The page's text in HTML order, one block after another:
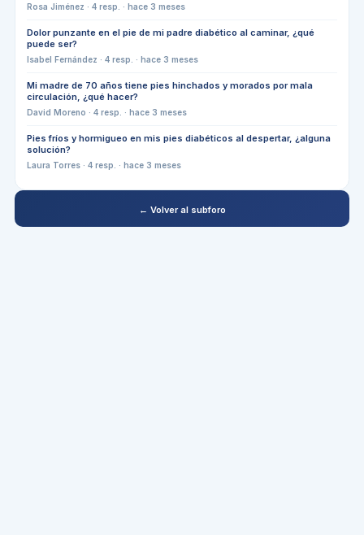
Rosa Jiménez · 4resp. · hace 3 meses
Dolor punzante en el pie de mi padre diabético al caminar, ¿qué
puede ser?
Isabel Fernández · 4resp. · hace 3 meses
Mi madre de 70 años tiene pies hinchados y morados por mala
circulación, ¿qué hacer?
David Moreno · 4resp. · hace 3 meses
Pies fríos y hormigueo en mis pies diabéticos al despertar, ¿alguna
solución?
Laura Torres· 4resp. · hace 3 meses
← Volver al subforo